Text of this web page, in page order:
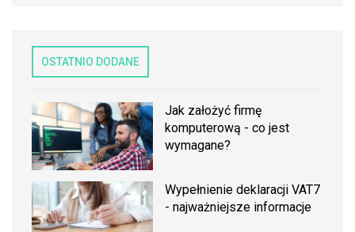
OSTATNIO DODANE
Jak założyć firmę
komputerową - co jest
wymagane?
Wypełnienie deklaracji VAT7
- najważniejsze informacje